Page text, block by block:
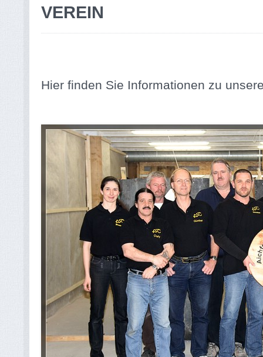
VEREIN
Hier finden Sie Informationen zu